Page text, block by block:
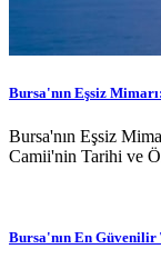
Bursa'nın Eşsiz
Bursa'nın Eşsiz
Camii'nin Tarihi ve
Bursa'nın En